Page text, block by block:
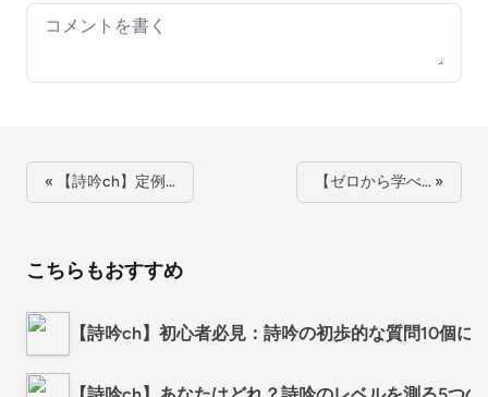
Your comment
« 【詩吟ch】定例… 【ゼロから学べ… »
こちらもおすすめ
【詩吟ch】初心者必見：詩吟の初歩的な質問10個に